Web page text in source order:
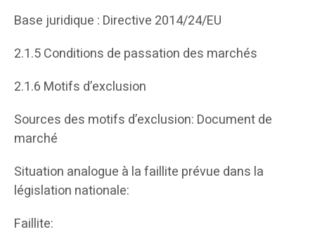
Base juridique : Directive 2014/24/EU
2.1.5 Conditions de passation des marchés
2.1.6 Motifs d’exclusion
Sources des motifs d’exclusion: Document de
marché
Situation analogue à la faillite prévue dans la
législation nationale:
Faillite: